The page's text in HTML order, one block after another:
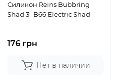
Силикон Reins Bubbring
Shad 3" B66 Electric Shad
176 грн
Нет в наличии